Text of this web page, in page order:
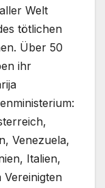
Welt
tötlichen
Über 50
ihr
Venezuela,
Italien,
Vereinigten